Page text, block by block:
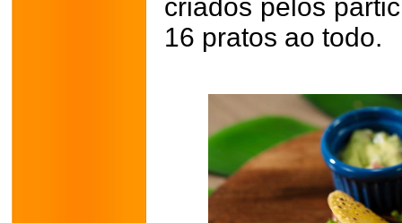
criados pelos
16 pratos ao todo.